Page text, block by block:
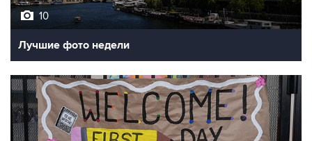
10
Лучшие фото недели